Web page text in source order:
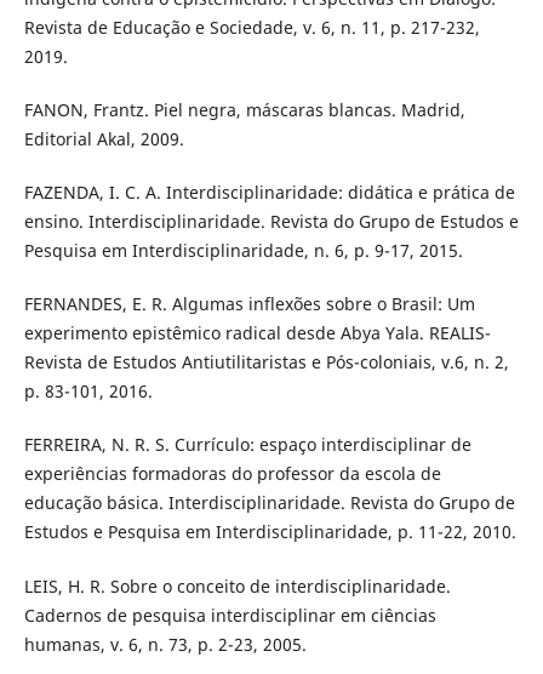
Revista de Educação e Sociedade, v. 6, n. 11, p. 217-232,
2019.
FANON, Frantz. Piel negra, máscaras blancas. Madrid,
Editorial Akal, 2009.
FAZENDA, I. C. A. Interdisciplinaridade: didática e prática de
ensino. Interdisciplinaridade. Revista do Grupo de Estudos e
Pesquisa em Interdisciplinaridade, n. 6, p. 9-17, 2015.
FERNANDES, E. R. Algumas inflexões sobre o Brasil: Um
experimento epistêmico radical desde Abya Yala. REALIS-
Revista de Estudos Antiutilitaristas e Pós-coloniais, v.6, n. 2,
p. 83-101, 2016.
FERREIRA, N. R. S. Currículo: espaço interdisciplinar de
experiências formadoras do professor da escola de
educação básica. Interdisciplinaridade. Revista do Grupo de
Estudos e Pesquisa em Interdisciplinaridade, p. 11-22, 2010.
LEIS, H. R. Sobre o conceito de interdisciplinaridade.
Cadernos de pesquisa interdisciplinar em ciências
humanas, v. 6, n. 73, p. 2-23, 2005.